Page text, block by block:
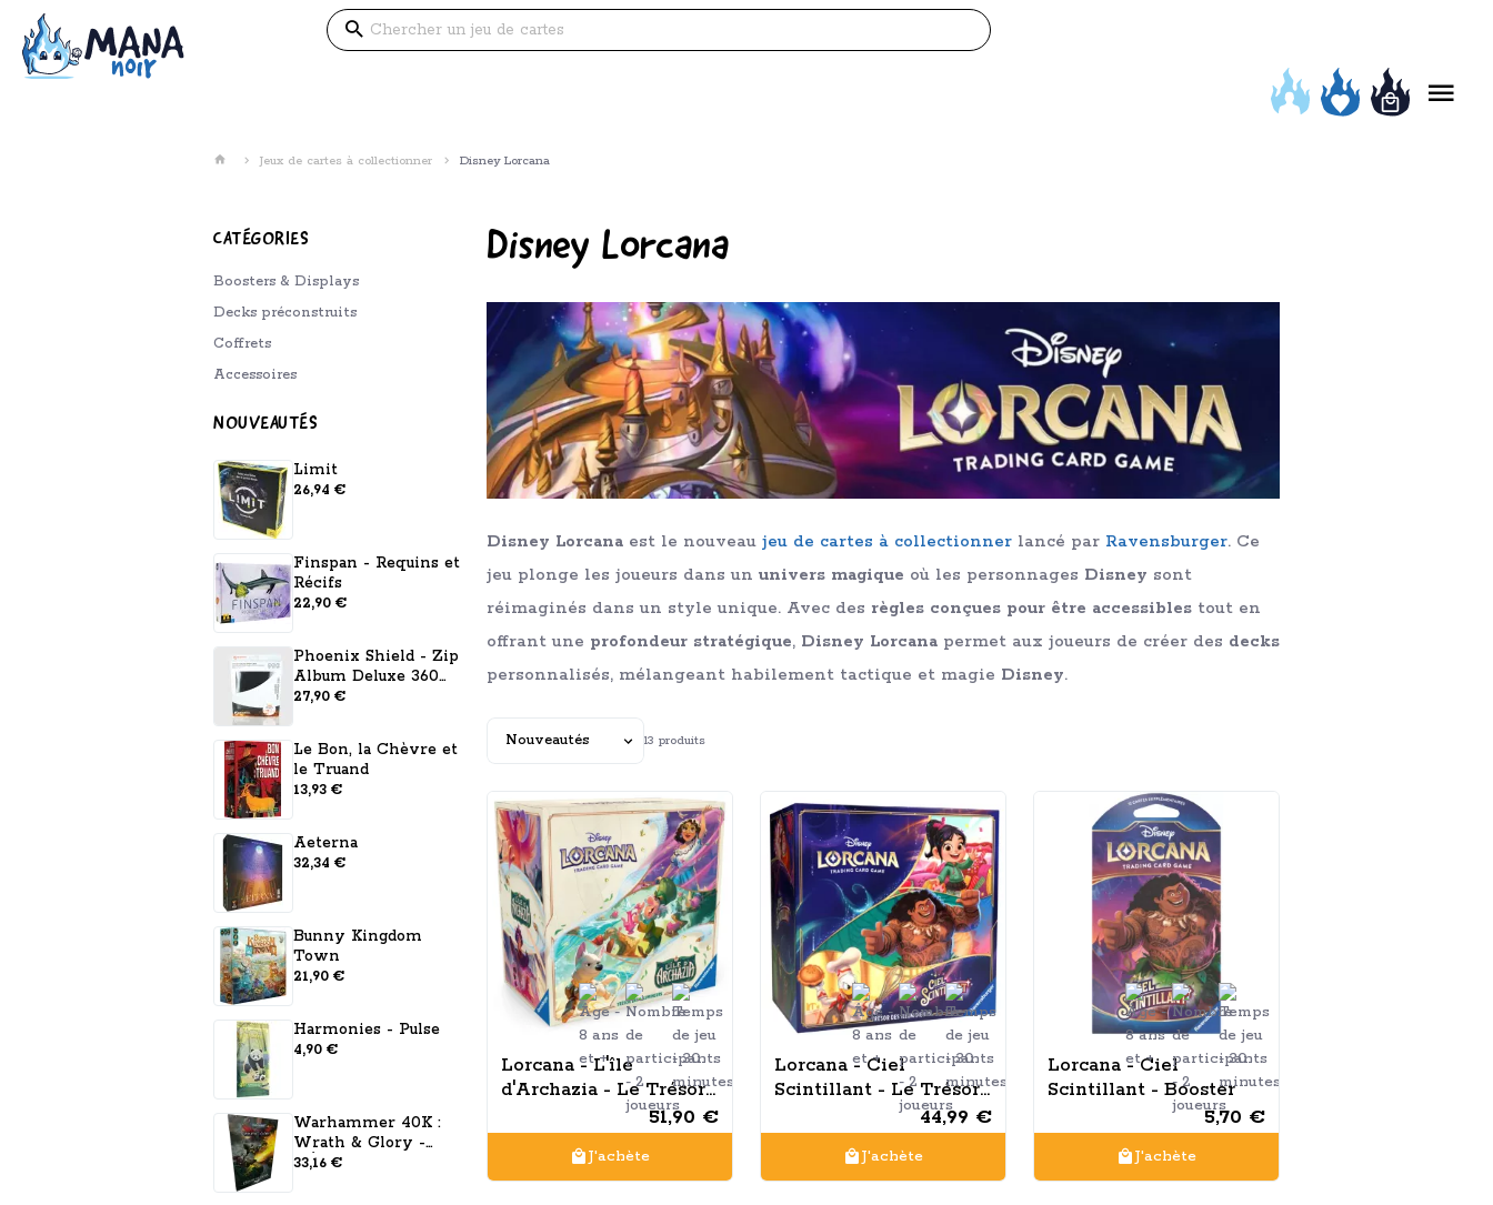
Jeux de cartes à collectionner Disney Lorcana
CATÉGORIES
Boosters & Displays
Decks préconstruits
Coffrets
Accessoires
NOUVEAUTÉS
Limit
26,94 €
Finspan - Requins et
Récifs
22,90 €
Phoenix Shield - Zip
Album Deluxe 360
cartes pour
27,90 €
Le Bon, la Chèvre et
le Truand
13,93 €
Aeterna
32,34 €
Bunny Kingdom
Town
21,90 €
Harmonies - Pulse
4,90 €
Warhammer 40K :
Wrath & Glory -
L'Église de l'Acier
33,16 €
Disney Lorcana
Disney Lorcana est le nouveau jeu de cartes à collectionner lancé par Ravensburger. Ce
jeu plonge les joueurs dans un univers magique où les personnages Disney sont
réimaginés dans un style unique. Avec des règles conçues pour être accessibles tout en
offrant une profondeur stratégique, Disney Lorcana permet aux joueurs de créer des decks
personnalisés, mélangeant habilement tactique et magie Disney.
13 produits
Lorcana - L'île
d'Archazia - Le Trésor
des Illumineurs51,90 €
J'achète
Lorcana - Ciel
Scintillant - Le Trésor
des Illumineurs44,99 €
J'achète
Lorcana - Ciel
Scintillant - Booster
5,70 €
J'achète